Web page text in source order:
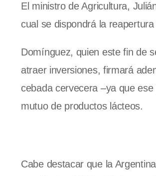
El ministro de Agricultura,
cual se dispondrá la
Domínguez, quien este fin de
atraer inversiones, firmará
cebada cervecera –ya que
mutuo de productos lácteos.
Cabe destacar que la